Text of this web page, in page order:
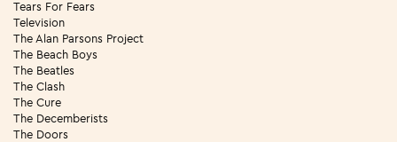
Tears For Fears
Television
The Alan Parsons Project
The Beach Boys
The Beatles
The Clash
The Cure
The Decemberists
The Doors